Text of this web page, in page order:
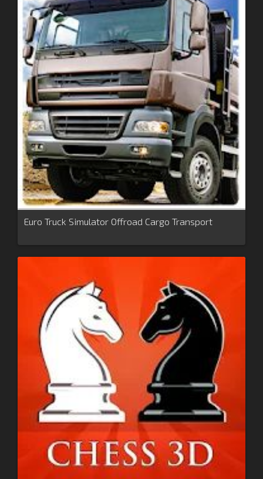
Euro Truck Simulator Offroad Cargo Transport